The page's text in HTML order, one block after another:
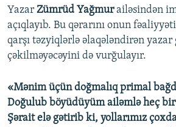
Yazar Zümrüd Yağmurailəsindən
açıqlayıb. Bu qərarını onun
qarşı təzyiqlərlə əlaqələndirən yazar
çəkilməyəcəyini də vurğulayır.
«Mənim üçün doğmalıq primal
Doğulub böyüdüyüm ailəmlə heç
Şərait elə gətirib ki, yollarımız